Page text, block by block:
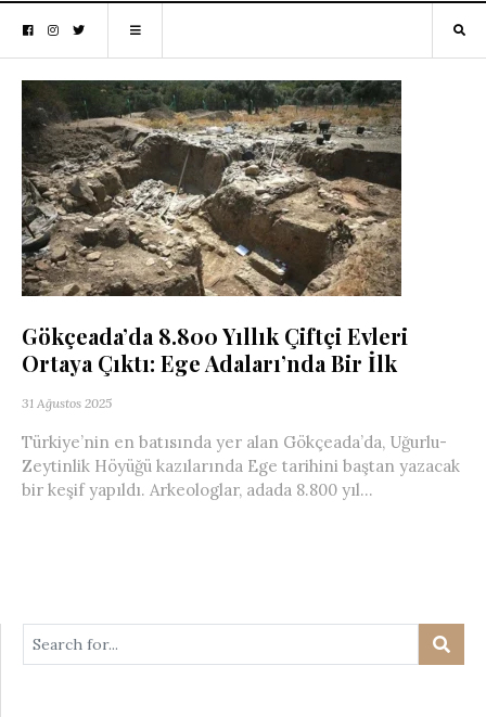
Gökçeada’da 8.800 Yıllık Çiftçi Evleri
Ortaya Çıktı: Ege Adaları’nda Bir İlk
31 Ağustos 2025
Türkiye’nin en batısında yer alan Gökçeada’da, Uğurlu-
Zeytinlik Höyüğü kazılarında Ege tarihini baştan yazacak
bir keşif yapıldı. Arkeologlar, adada 8.800 yıl...